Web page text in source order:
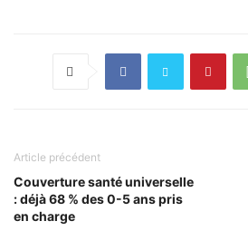
Article précédent
Couverture santé universelle
: déjà 68 % des 0-5 ans pris
en charge